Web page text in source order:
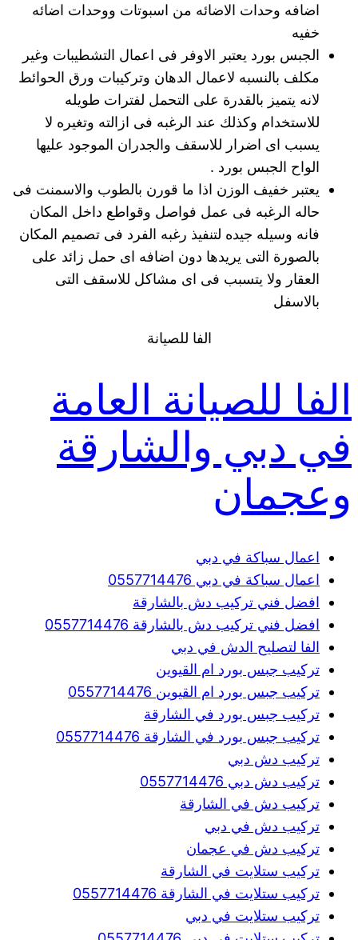
اضافه وحدات الاضائه من اسبوتات ووحدات اضائه
خفيه
الجبس بورد يعتبر الاوفر فى اعمال التشطيبات وغير
مكلف بالنسبه لاعمال الدهان وتركيبات ورق الحوائط
لانه يتميز بالقدرة على التحمل لفترات طويله
للاستخدام وكذلك عند الرغبه فى ازالته وتغيره لا
يسبب اى اضرار للاسقف والجدران الموجود عليها
الواح الجبس بورد .
يعتبر خفيف الوزن اذا ما قورن بالطوب والاسمنت فى
حاله الرغبه فى عمل فواصل وقواطع داخل المكان
فانه وسيله جيده لتنفيذ رغبه الفرد فى تصميم المكان
بالصورة التى يريدها دون اضافه اى حمل زائد على
العقار ولا يتسبب فى اى مشاكل للاسقف التى
بالاسفل
الفا للصيانة
الفا للصيانة العامة
في دبي والشارقة
وعجمان
اعمال سباكة في دبي
اعمال سباكة في دبي 0557714476
افضل فني تركيب دش بالشارقة
افضل فني تركيب دش بالشارقة 0557714476
الفا لتصليح الدش في دبي
تركيب جبس بورد ام القيوين
تركيب جبس بورد ام القيوين 0557714476
تركيب جبس بورد في الشارقة
تركيب جبس بورد في الشارقة 0557714476
تركيب دش دبي
تركيب دش دبي 0557714476
تركيب دش في الشارقة
تركيب دش في دبي
تركيب دش في عجمان
تركيب ستلايت في الشارقة
تركيب ستلايت في الشارقة 0557714476
تركيب ستلايت في دبي